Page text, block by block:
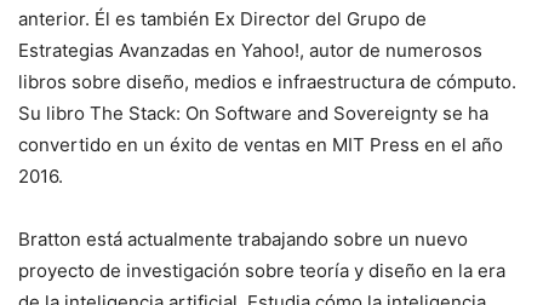
anterior. Él es también Ex Director del Grupo de
Estrategias Avanzadas en Yahoo!, autor de numerosos
libros sobre diseño, medios e infraestructura de cómputo.
Su libro The Stack: On Software and Sovereignty se ha
convertido en un éxito de ventas en MIT Press en el año
2016.
Bratton está actualmente trabajando sobre un nuevo
proyecto de investigación sobre teoría y diseño en la era